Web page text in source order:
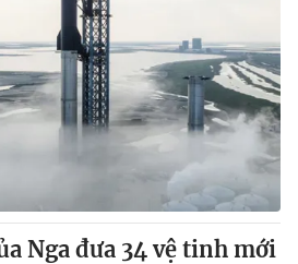
hình Việt Nam
in và báo điện tử số 483/GP-BTTTT
Thủy
Thị Mỹ Hạnh, Phạm Quốc Thắng,
Nga đưa 34 vệ tinh mới